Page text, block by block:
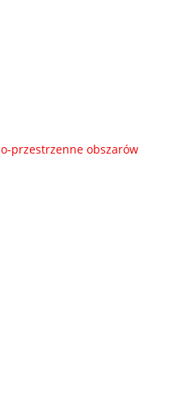
przestrzenne obszarów